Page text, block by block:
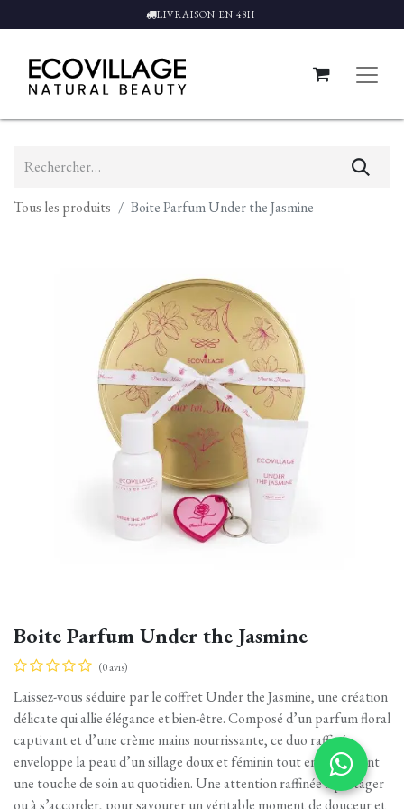
LIVRAISON EN 48H
Tous les produits Boite Parfum Under the Jasmine
Boite Parfum Under the Jasmine
(0 avis)
Laissez-vous séduire par le coffret Under the Jasmine, une création
délicate qui allie élégance et bien-être. Composé d’un parfum floral
captivant et d’une crème mains nourrissante, ce duo raffiné
enveloppe la peau d’un sillage doux et féminin tout en apportant
une touche de soin au quotidien. Une attention raffinée à partager